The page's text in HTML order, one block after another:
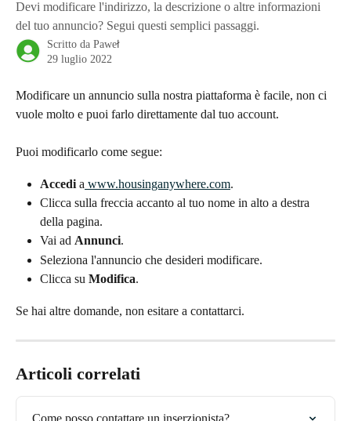
Devi modificare l'indirizzo, la descrizione o altre informazioni
del tuo annuncio? Segui questi semplici passaggi.
Scritto da Paweł
29 luglio 2022
Modificare un annuncio sulla nostra piattaforma è facile, non ci
vuole molto e puoi farlo direttamente dal tuo account.
Puoi modificarlo come segue:
Accedi a www.housinganywhere.com.
Clicca sulla freccia accanto al tuo nome in alto a destra
della pagina.
Vai ad Annunci.
Seleziona l'annuncio che desideri modificare.
Clicca su Modifica.
Se hai altre domande, non esitare a contattarci.
Articoli correlati